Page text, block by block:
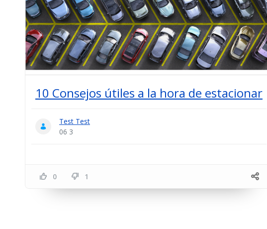
10 Consejos útiles a la hora de estacionar
Test Test
06 3
0 1